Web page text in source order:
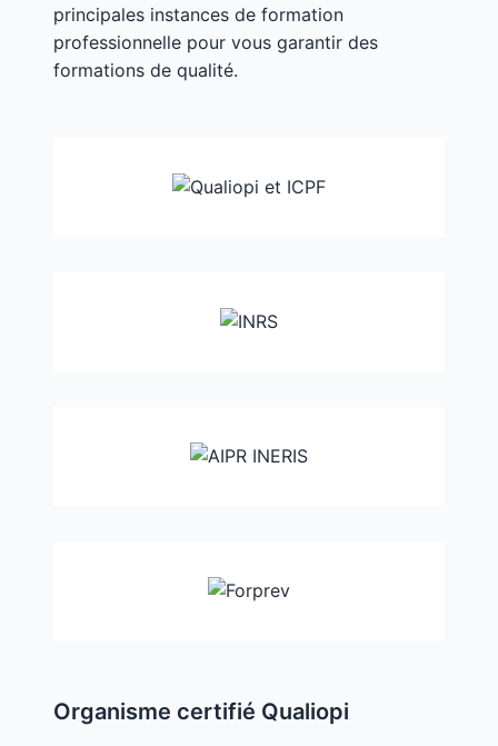
principales instances de formation
professionnelle pour vous garantir des
formations de qualité.
Organisme certifié Qualiopi